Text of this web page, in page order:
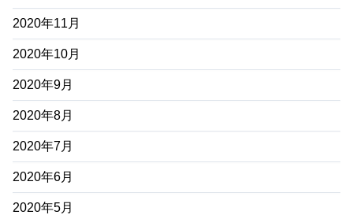
2020年11月
2020年10月
2020年9月
2020年8月
2020年7月
2020年6月
2020年5月